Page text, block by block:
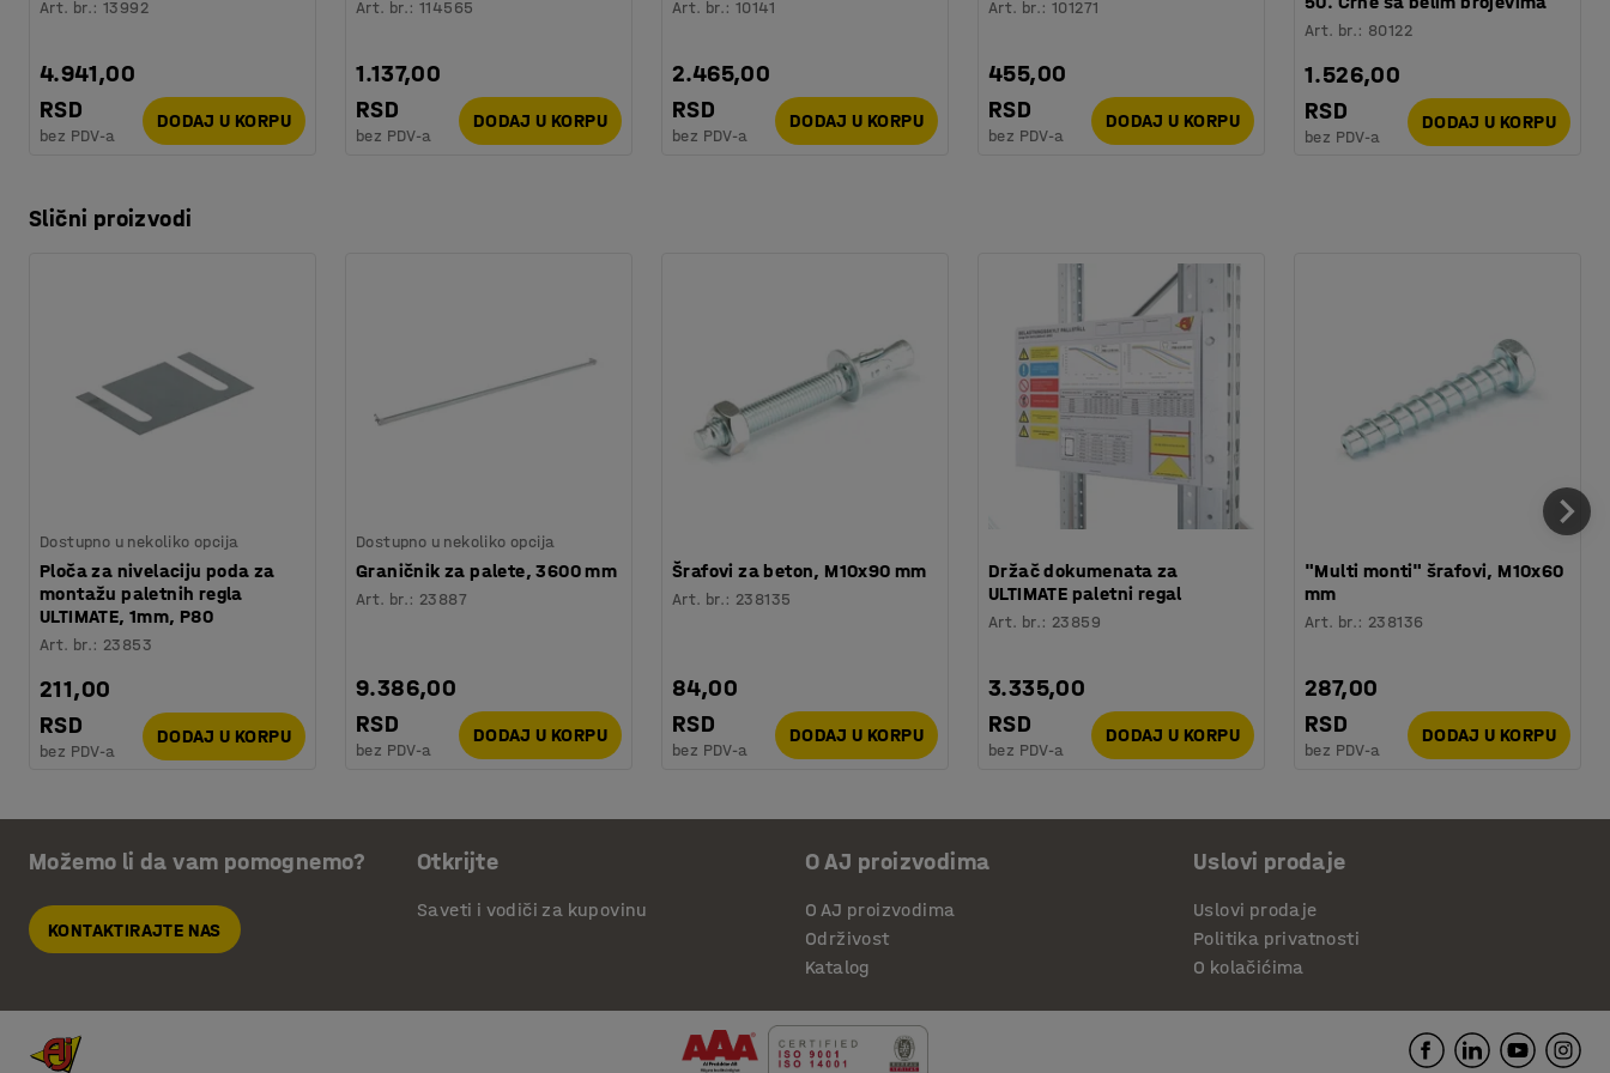
Art. br.:13992
4.941,00
RSD
bez PDV-a
DODAJ U KORPU
Art. br.:114565
1.137,00
RSD
bez PDV-a
DODAJ U KORPU
Art. br.:10141
2.465,00
RSD
bez PDV-a
DODAJ U KORPU
Art. br.:101271
455,00
RSD
bez PDV-a
DODAJ U KORPU
Art. br.: 80122
1.526,00
RSD
bez PDV-a
DODAJ U KORPU
Slični proizvodi
Dostupno u nekoliko opcija
Ploča za nivelaciju poda za
montažu paletnih regla
ULTIMATE, 1mm, P80
Art. br.: 23853
211,00
RSD
bez PDV-a
DODAJ U KORPU
Dostupno u nekoliko opcija
Graničnik za palete, 3600 mm
Art. br.: 23887
9.386,00
RSD
bez PDV-a
DODAJ U KORPU
Šrafovi za beton, M10x90 mm
Art. br.: 238135
84,00
RSD
bez PDV-a
DODAJ U KORPU
Držač dokumenata za
ULTIMATE paletni regal
Art. br.: 23859
3.335,00
RSD
bez PDV-a
DODAJ U KORPU
"Multi monti" šrafovi, M10x60
mm
Art. br.: 238136
287,00
RSD
bez PDV-a
DODAJ U KORPU
Možemo li da vam pomognemo?
KONTAKTIRAJTE NAS
Otkrijte
Saveti i vodiči za kupovinu
O AJ proizvodima
O AJ proizvodima
Održivost
Katalog
Uslovi prodaje
Uslovi prodaje
Politika privatnosti
O kolačićima